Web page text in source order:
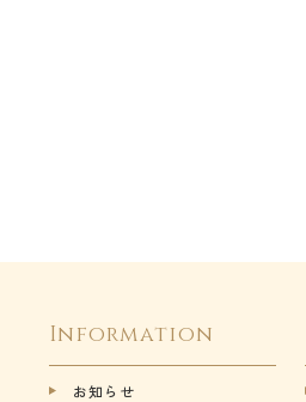
Information
お知らせ